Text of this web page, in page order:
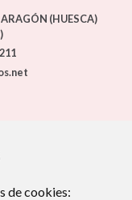
de cookies:
(HUESCA)